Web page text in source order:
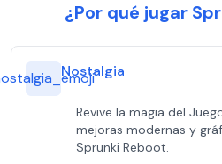
¿Por qué jugar
Nostalgia
Revive la magia del
mejoras modernas y
Sprunki Reboot.